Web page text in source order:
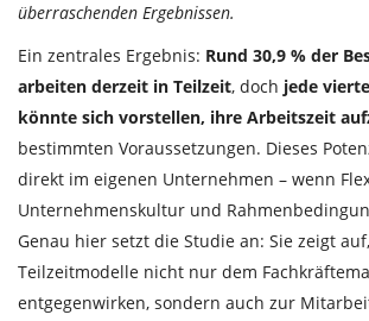
überraschenden Ergebnissen.
Ein zentrales Ergebnis: Rund 30,9 % der
arbeiten derzeit in Teilzeit, doch jede
könnte sich vorstellen, ihre Arbeitszeit
bestimmten Voraussetzungen. Dieses
direkt im eigenen Unternehmen – wenn
Unternehmenskultur und
Genau hier setzt die Studie an: Sie zeigt
Teilzeitmodelle nicht nur dem
entgegenwirken, sondern auch zur